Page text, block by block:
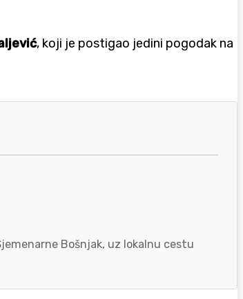
, koji je postigao jedini pogodak na
Bošnjak, uz lokalnu cestu